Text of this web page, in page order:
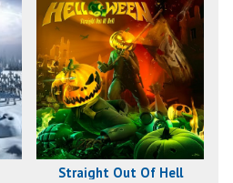
Straight Out Of Hell